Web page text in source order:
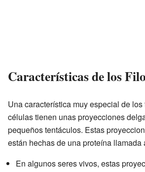
Características de los
Una característica muy especial de
células tienen unas proyecciones
pequeños tentáculos. Estas
están hechas de una proteína llamada
En algunos seres vivos, estas